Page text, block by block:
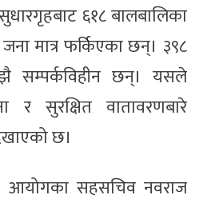
६१८ बालबालिका
मात्र फर्किएका छन्। ३९८
सम्पर्कविहीन छन्। यसले
र सुरक्षित वातावरणबारे
छ।
आयोगका सहसचिव नवराज